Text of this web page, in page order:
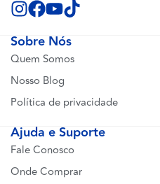
Sobre Nós
Quem Somos
Nosso Blog
Política de privacidade
Ajuda e Suporte
Fale Conosco
Onde Comprar